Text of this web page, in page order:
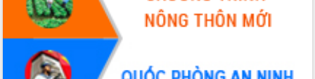
HĐND tỉnh thông qua điều chỉnh Quy
hoạch tỉnh thời kỳ 2021-2030
Hội thảo góp ý hồ sơ điều chỉnh quy
hoạch tỉnh Đắk Lắk thời kỳ 2021-2030,
tầm nhìn đến năm 2050